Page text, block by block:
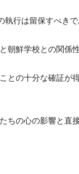
行は留保すべき
朝鮮学校との関係
との十分な確証が
ちの心の影響と直